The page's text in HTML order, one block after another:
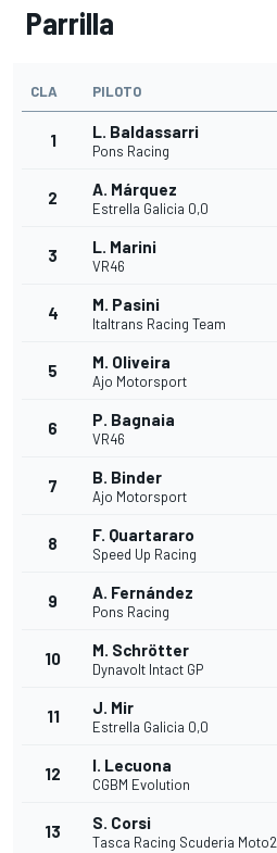
Parrilla
CLA PILOTO
1 L. Baldassarri
Pons Racing
2 A. Márquez
Estrella Galicia 0,0
3 L. Marini
VR46
4 M. Pasini
Italtrans Racing Team
5 M. Oliveira
Ajo Motorsport
6 P. Bagnaia
VR46
7 B. Binder
Ajo Motorsport
8 F. Quartararo
Speed Up Racing
9 A. Fernández
Pons Racing
10 M. Schrötter
Dynavolt Intact GP
11 J. Mir
Estrella Galicia 0,0
12 I. Lecuona
CGBM Evolution
13 S. Corsi
Tasca Racing Scuderia Moto2